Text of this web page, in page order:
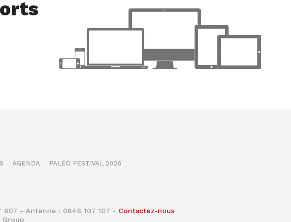
AGENDA PALÉO FESTIVAL 2026
807 - Antenne : 0848 107 107 - Contactez-nous